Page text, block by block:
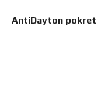
AntiDayton pokret